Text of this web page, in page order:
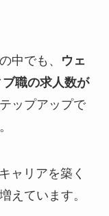
中でも、
ウェ
職の求人数が
ップアップで
ャリアを築く
えています。